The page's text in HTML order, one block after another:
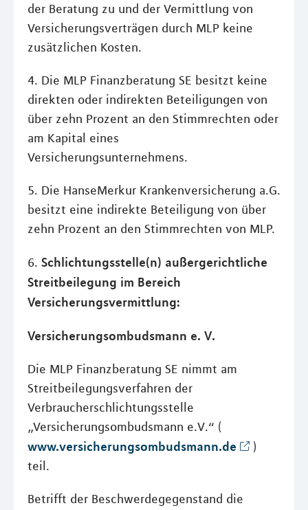
der Beratung zu und der Vermittlung von
Versicherungsverträgen durch MLP keine
zusätzlichen Kosten.
4. Die MLP Finanzberatung SE besitzt keine
direkten oder indirekten Beteiligungen von
über zehn Prozent an den Stimmrechten oder
am Kapital eines
Versicherungsunternehmens.
5. Die HanseMerkur Krankenversicherung a.G.
besitzt eine indirekte Beteiligung von über
zehn Prozent an den Stimmrechten von MLP.
6. Schlichtungsstelle(n) außergerichtliche
Streitbeilegung im Bereich
Versicherungsvermittlung:
Versicherungsombudsmann e. V.
Die MLP Finanzberatung SE nimmt am
Streitbeilegungsverfahren der
Verbraucherschlichtungsstelle
„Versicherungsombudsmann e.V.“ (
www.versicherungsombudsmann.de
)
teil.
Betrifft der Beschwerdegegenstand die